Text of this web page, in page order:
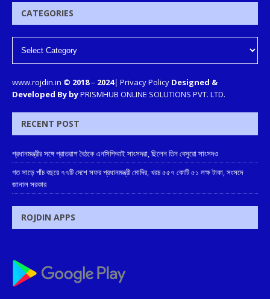
CATEGORIES
www.rojdin.in © 2018– 2024| Privacy Policy Designed &
Developed By byPRISMHUB ONLINE SOLUTIONS PVT. LTD.
RECENT POST
প্রধানমন্ত্রীর সঙ্গে প্রাতরাশ বৈঠকে এনসিপিআই সাংসদরা, ছিলেন তিন বেসুরো সাংসদও
গত সাড়ে পাঁচ বছরে ৭৭টি দেশে সফর প্রধানমন্ত্রী মোদির, খরচ ৫৫৭ কোটি ৫১ লক্ষ টাকা, সংসদে
জানাল সরকার
ROJDIN APPS